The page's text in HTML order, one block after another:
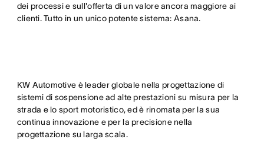
dei processi e sull'offerta di un valore ancora maggiore ai
clienti. Tutto in un unico potente sistema: Asana.
KW Automotive è leader globale nella progettazione di
sistemi di sospensione ad alte prestazioni su misura per la
strada e lo sport motoristico, ed è rinomata per la sua
continua innovazione e per la precisione nella
progettazione su larga scala.